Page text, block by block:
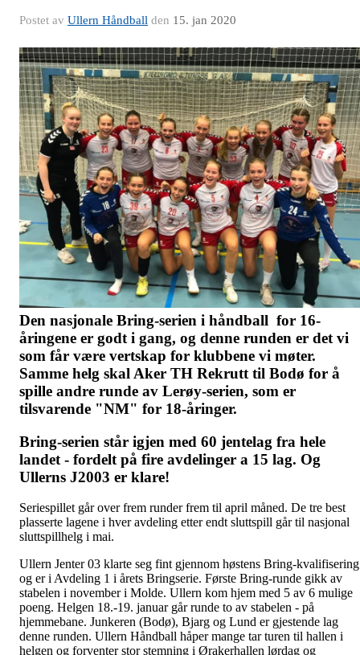
Postet av Ullern Håndball den 15. jan 2020
Den nasjonale Bring-serien i håndball for 16-
åringene er godt i gang, og denne runden er det vi
som får være vertskap for klubbene vi møter.
Samme helg skal Aker TH Rekrutt til Bodø for å
spille andre runde av Lerøy-serien, som er
tilsvarende "NM" for 18-åringer.
Bring-serien står igjen med 60 jentelag fra hele
landet - fordelt på fire avdelinger a 15 lag. Og
Ullerns J2003 er klare!
Seriespillet går over frem runder frem til april måned. De tre best
plasserte lagene i hver avdeling etter endt sluttspill går til nasjonal
sluttspillhelg i mai.
Ullern Jenter 03 klarte seg fint gjennom høstens Bring-kvalifisering
og er i Avdeling 1 i årets Bringserie. Første Bring-runde gikk av
stabelen i november i Molde. Ullern kom hjem med 5 av 6 mulige
poeng. Helgen 18.-19. januar går runde to av stabelen - på
hjemmebane. Junkeren (Bodø), Bjarg og Lund er gjestende lag
denne runden. Ullern Håndball håper mange tar turen til hallen i
helgen og forventer stor stemning i Ørakerhallen lørdag og